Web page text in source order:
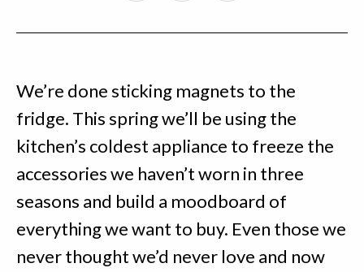
We’re done sticking magnets to the
fridge. This spring we’ll be using the
kitchen’s coldest appliance to freeze the
accessories we haven’t worn in three
seasons and build a moodboard of
everything we want to buy. Even those we
never thought we’d never love and now